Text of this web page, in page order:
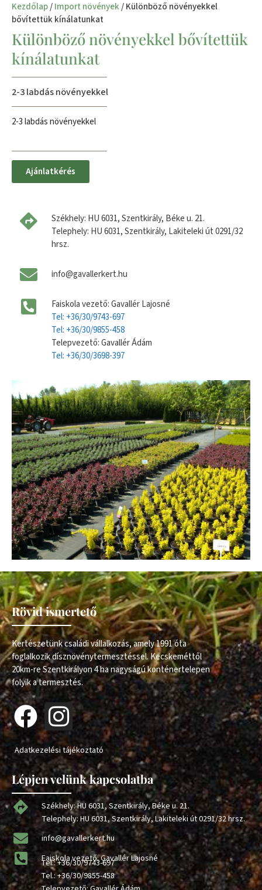
Kezdőlap/Import növények/ Különböző növényekkel
bővítettük kínálatunkat
Különböző növényekkel bővítettük
kínálatunkat
2-3 labdás növényekkel
2-3 labdás növényekkel
Ajánlatkérés
Székhely: HU 6031, Szentkirály, Béke u. 21.
Telephely: HU 6031, Szentkirály, Lakiteleki út 0291/32
hrsz.
info@gavallerkert.hu
Faiskola vezető: Gavallér Lajosné
Tel: +36/30/9743-697
Tel: +36/30/9855-458
Telepvezető: Gavallér Ádám
Tel: +36/30/3698-397
Rövid ismertető
Kertészetünk családi vállalkozás, amely 1991 óta
foglalkozik dísznövénytermesztéssel. Kecskeméttől
20km-re Szentkirályon 4 ha nagyságú konténertelepen
folyik a termesztés.
Adatkezelési tájékoztató
Lépjen velünk kapcsolatba
Székhely: HU 6031, Szentkirály, Béke u. 21.
Telephely: HU 6031, Szentkirály, Lakiteleki út 0291/32 hrsz.
info@gavallerkert.hu
Faiskola vezető: Gavallér Lajosné
Tel.:+36/30/9743-697
Tel.:+36/30/9855-458